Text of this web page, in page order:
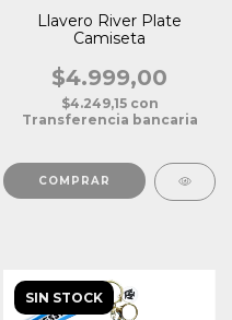
Llavero River Plate
Camiseta
$4.999,00
$4.249,15 con
Transferencia bancaria
SIN STOCK